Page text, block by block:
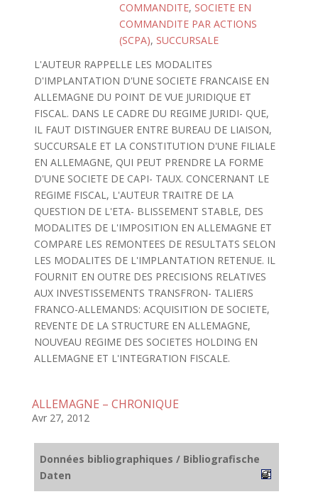
COMMANDITE, SOCIETE EN
COMMANDITE PAR ACTIONS
(SCPA), SUCCURSALE
L'AUTEUR RAPPELLE LES MODALITES
D'IMPLANTATION D'UNE SOCIETE FRANCAISE EN
ALLEMAGNE DU POINT DE VUE JURIDIQUE ET
FISCAL. DANS LE CADRE DU REGIME JURIDI- QUE,
IL FAUT DISTINGUER ENTRE BUREAU DE LIAISON,
SUCCURSALE ET LA CONSTITUTION D'UNE FILIALE
EN ALLEMAGNE, QUI PEUT PRENDRE LA FORME
D'UNE SOCIETE DE CAPI- TAUX. CONCERNANT LE
REGIME FISCAL, L'AUTEUR TRAITRE DE LA
QUESTION DE L'ETA- BLISSEMENT STABLE, DES
MODALITES DE L'IMPOSITION EN ALLEMAGNE ET
COMPARE LES REMONTEES DE RESULTATS SELON
LES MODALITES DE L'IMPLANTATION RETENUE. IL
FOURNIT EN OUTRE DES PRECISIONS RELATIVES
AUX INVESTISSEMENTS TRANSFRON- TALIERS
FRANCO-ALLEMANDS: ACQUISITION DE SOCIETE,
REVENTE DE LA STRUCTURE EN ALLEMAGNE,
NOUVEAU REGIME DES SOCIETES HOLDING EN
ALLEMAGNE ET L'INTEGRATION FISCALE.
ALLEMAGNE – CHRONIQUE
Avr 27, 2012
Données bibliographiques / Bibliografische
Daten